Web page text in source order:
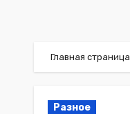
Главная страница
Разное